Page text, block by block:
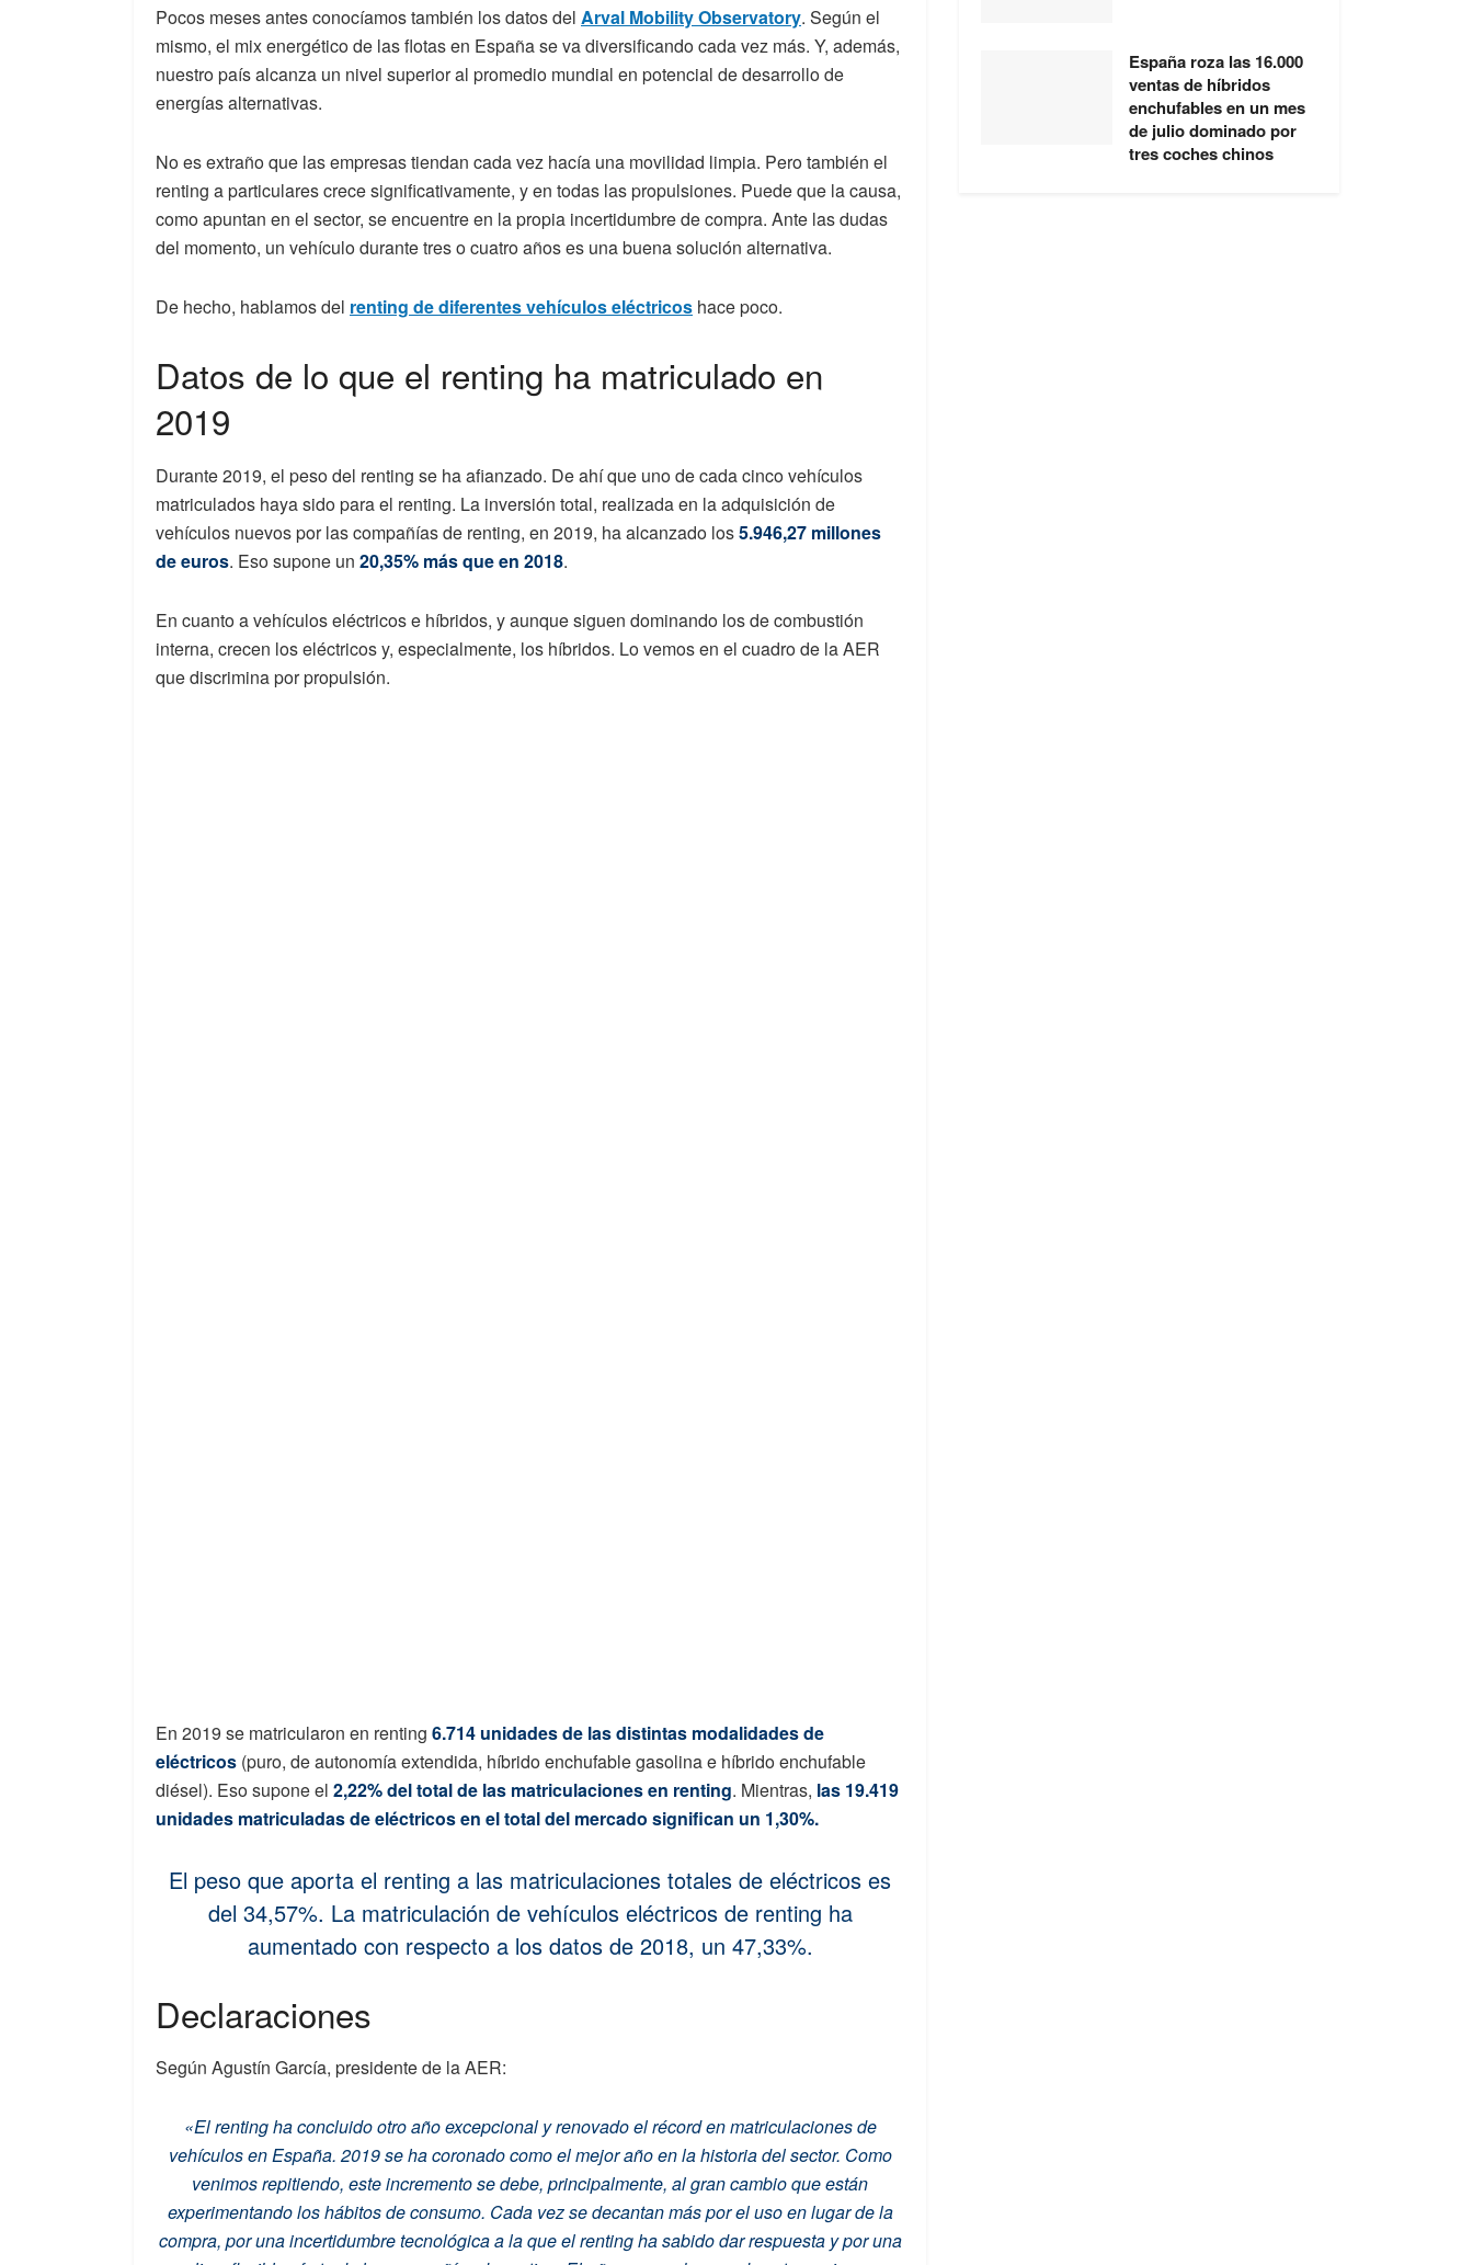
Pocos meses antes conocíamos también los datos del Arval Mobility Observatory. Según el
mismo, el mix energético de las flotas en España se va diversificando cada vez más. Y, además,
nuestro país alcanza un nivel superior al promedio mundial en potencial de desarrollo de
energías alternativas.
No es extraño que las empresas tiendan cada vez hacía una movilidad limpia. Pero también el
renting a particulares crece significativamente, y en todas las propulsiones. Puede que la causa,
como apuntan en el sector, se encuentre en la propia incertidumbre de compra. Ante las dudas
del momento, un vehículo durante tres o cuatro años es una buena solución alternativa.
De hecho, hablamos del renting de diferentes vehículos eléctricos hace poco.
Datos de lo que el renting ha matriculado en
2019
Durante 2019, el peso del renting se ha afianzado. De ahí que uno de cada cinco vehículos
matriculados haya sido para el renting. La inversión total, realizada en la adquisición de
vehículos nuevos por las compañías de renting, en 2019, ha alcanzado los5.946,27 millones
de euros. Eso supone un 20,35% más que en 2018.
En cuanto a vehículos eléctricos e híbridos, y aunque siguen dominando los de combustión
interna, crecen los eléctricos y, especialmente, los híbridos. Lo vemos en el cuadro de la AER
que discrimina por propulsión.
En 2019 se matricularon en renting 6.714 unidades de las distintas modalidades de
eléctricos (puro, de autonomía extendida, híbrido enchufable gasolina e híbrido enchufable
diésel). Eso supone el 2,22% del total de las matriculaciones en renting. Mientras, las 19.419
unidades matriculadas de eléctricos en el total del mercado significan un 1,30%.
El peso que aporta el renting a las matriculaciones totales de eléctricos es
del 34,57%. La matriculación de vehículos eléctricos de renting ha
aumentado con respecto a los datos de 2018, un 47,33%.
Declaraciones
Según Agustín García, presidente de la AER:
«El renting ha concluido otro año excepcional y renovado el récord en matriculaciones de
vehículos en España. 2019 se ha coronado como el mejor año en la historia del sector. Como
venimos repitiendo, este incremento se debe, principalmente, al gran cambio que están
experimentando los hábitos de consumo. Cada vez se decantan más por el uso en lugar de la
compra, por una incertidumbre tecnológica a la que el renting ha sabido dar respuesta y por una
España roza las 16.000
ventas de híbridos
enchufables en un mes
de julio dominado por
tres coches chinos